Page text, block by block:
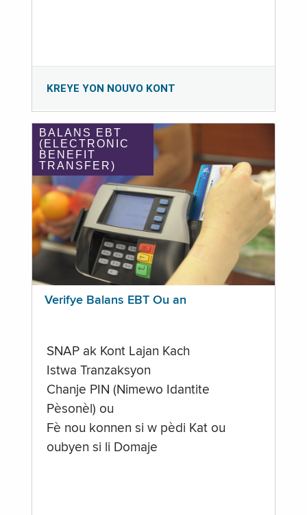
KREYE YON NOUVO KONT
BALANS EBT
(ELECTRONIC
BENEFIT
TRANSFER)
Verifye Balans EBT Ou an
SNAP ak Kont Lajan Kach
Istwa Tranzaksyon
Chanje PIN (Nimewo Idantite
Pèsonèl) ou
Fè nou konnen si w pèdi Kat ou
oubyen si li Domaje